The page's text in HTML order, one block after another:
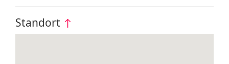
Standort ↑